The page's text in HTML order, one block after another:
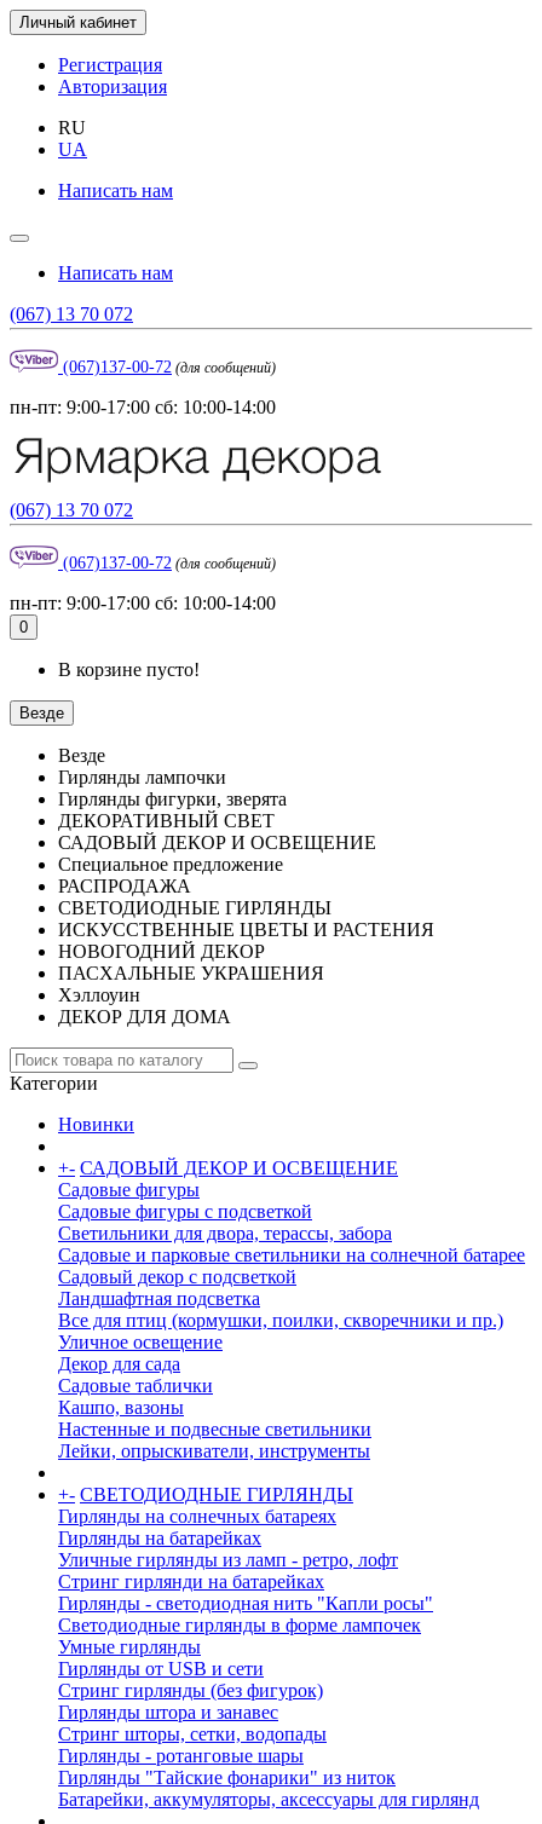
Личный кабинет
Регистрация
Авторизация
RU
UA
Написать нам
Написать нам
(067) 13 70 072
(067)137-00-72 (для сообщений)
пн-пт: 9:00-17:00 сб: 10:00-14:00
(067) 13 70 072
(067)137-00-72 (для сообщений)
пн-пт: 9:00-17:00 сб: 10:00-14:00
0
В корзине пусто!
Везде
Везде
Гирлянды лампочки
Гирлянды фигурки, зверята
ДЕКОРАТИВНЫЙ СВЕТ
САДОВЫЙ ДЕКОР И ОСВЕЩЕНИЕ
Специальное предложение
РАСПРОДАЖА
СВЕТОДИОДНЫЕ ГИРЛЯНДЫ
ИСКУССТВЕННЫЕ ЦВЕТЫ И РАСТЕНИЯ
НОВОГОДНИЙ ДЕКОР
ПАСХАЛЬНЫЕ УКРАШЕНИЯ
Хэллоуин
ДЕКОР ДЛЯ ДОМА
Категории
Новинки
+- САДОВЫЙ ДЕКОР И ОСВЕЩЕНИЕ
Садовые фигуры
Садовые фигуры с подсветкой
Светильники для двора, терассы, забора
Садовые и парковые светильники на солнечной батарее
Садовый декор с подсветкой
Ландшафтная подсветка
Все для птиц (кормушки, поилки, скворечники и пр.)
Уличное освещение
Декор для сада
Садовые таблички
Кашпо, вазоны
Настенные и подвесные светильники
Лейки, опрыскиватели, инструменты
+- СВЕТОДИОДНЫЕ ГИРЛЯНДЫ
Гирлянды на солнечных батареях
Гирлянды на батарейках
Уличные гирлянды из ламп - ретро, лофт
Стринг гирлянди на батарейках
Гирлянды - светодиодная нить "Капли росы"
Светодиодные гирлянды в форме лампочек
Умные гирлянды
Гирлянды от USB и сети
Стринг гирлянды (без фигурок)
Гирлянды штора и занавес
Стринг шторы, сетки, водопады
Гирлянды - ротанговые шары
Гирлянды "Тайские фонарики" из ниток
Батарейки, аккумуляторы, аксессуары для гирлянд